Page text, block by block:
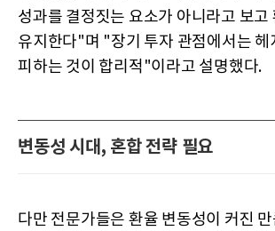
성과를 결정짓는 요소가 아니라고 보고
유지한다"며 "장기 투자 관점에서는 헤
피하는 것이 합리적"이라고 설명했다.
변동성 시대, 혼합 전략 필요
다만 전문가들은 환율 변동성이 커진